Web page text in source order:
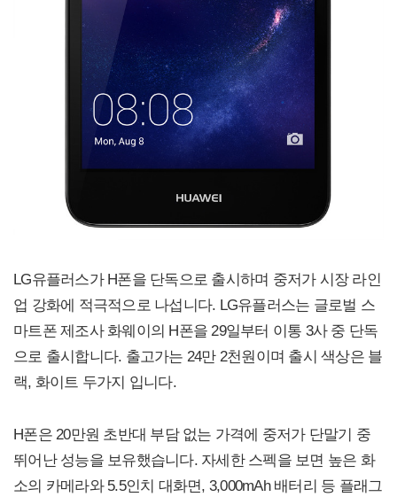
LG유플러스가 H폰을 단독으로 출시하며 중저가 시장 라인
업 강화에 적극적으로 나섭니다. LG유플러스는 글로벌 스
마트폰 제조사 화웨이의 H폰을 29일부터 이통 3사 중 단독
으로 출시합니다. 출고가는 24만 2천원이며 출시 색상은 블
랙, 화이트 두가지 입니다.
H폰은 20만원 초반대 부담 없는 가격에 중저가 단말기 중
뛰어난 성능을 보유했습니다. 자세한 스펙을 보면 높은 화
소의 카메라와 5.5인치 대화면, 3,000mAh 배터리 등 플래그